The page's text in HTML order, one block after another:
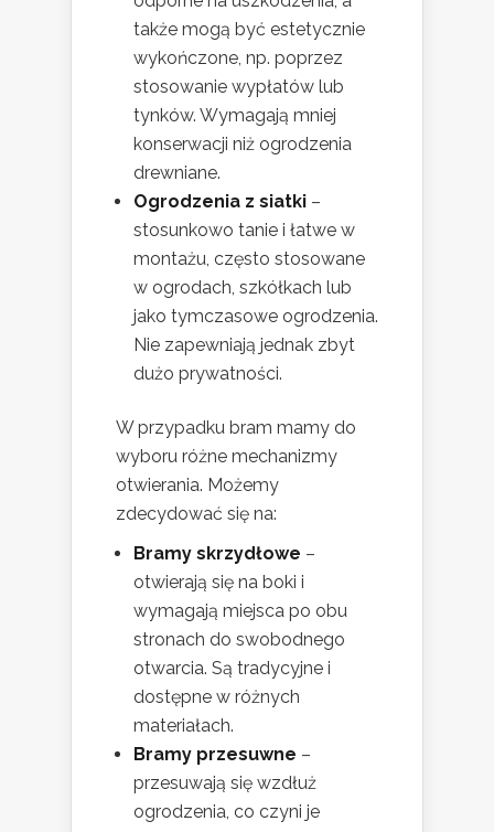
także mogą być estetycznie
wykończone, np. poprzez
stosowanie wypłatów lub
tynków. Wymagają mniej
konserwacji niż ogrodzenia
drewniane.
Ogrodzenia z siatki –
stosunkowo tanie i łatwe w
montażu, często stosowane
w ogrodach, szkółkach lub
jako tymczasowe ogrodzenia.
Nie zapewniają jednak zbyt
dużo prywatności.
W przypadku bram mamy do
wyboru różne mechanizmy
otwierania. Możemy
zdecydować się na:
Bramy skrzydłowe –
otwierają się na boki i
wymagają miejsca po obu
stronach do swobodnego
otwarcia. Są tradycyjne i
dostępne w różnych
materiałach.
Bramy przesuwnе –
przesuwają się wzdłuż
ogrodzenia, co czyni je